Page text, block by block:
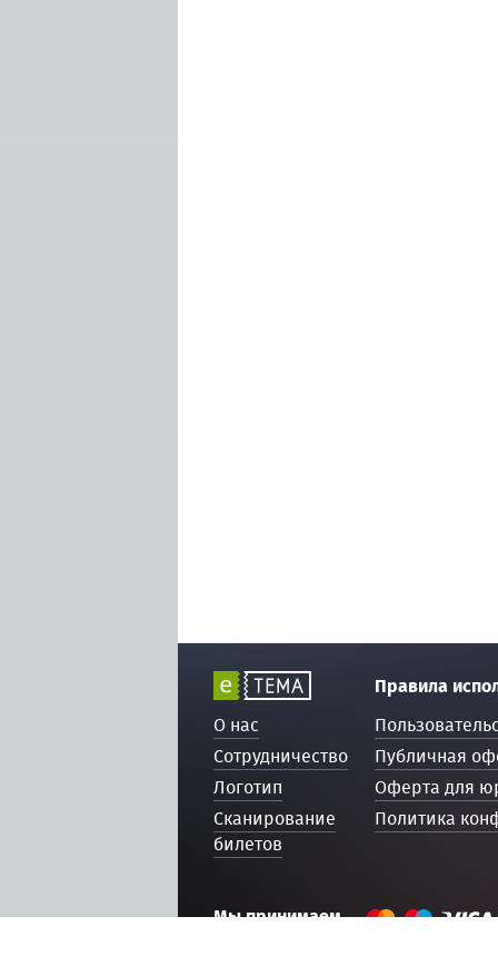
О нас
Сотрудничество
Логотип
Сканирование
билетов
Правила
Публичная
Оферта для
Политика
Мы принимаем